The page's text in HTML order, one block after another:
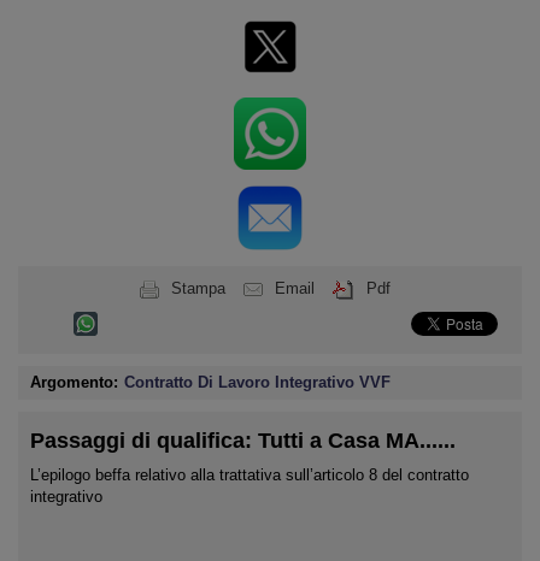
Stampa Email Pdf
Argomento: Contratto Di Lavoro Integrativo VVF
Passaggi di qualifica: Tutti a Casa MA......
L’epilogo beffa relativo alla trattativa sull’articolo 8 del contratto
integrativo